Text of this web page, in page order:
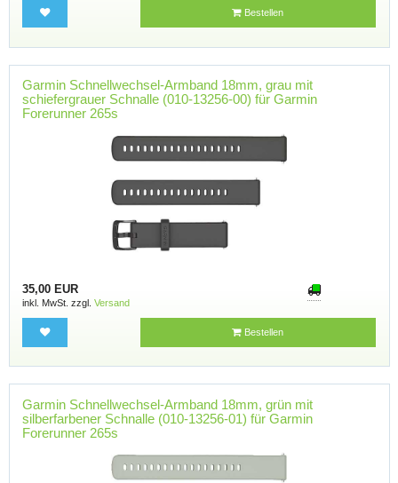
Bestellen
Garmin Schnellwechsel-Armband 18mm, grau mit
schiefergrauer Schnalle (010-13256-00) für Garmin
Forerunner 265s
35,00 EUR
inkl. MwSt. zzgl. Versand
Bestellen
Garmin Schnellwechsel-Armband 18mm, grün mit
silberfarbener Schnalle (010-13256-01) für Garmin
Forerunner 265s